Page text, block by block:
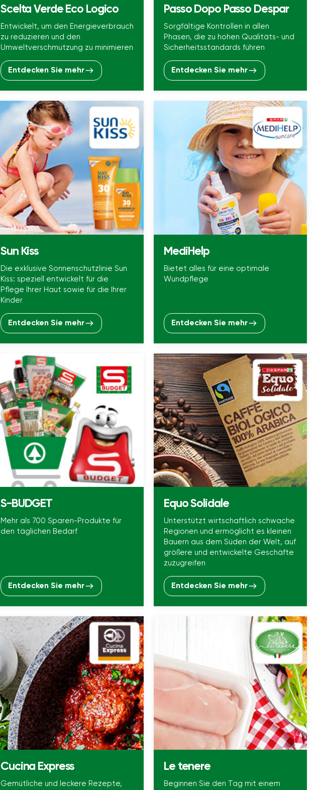
Scelta Verde Eco Logico
Entwickelt, um den Energieverbrauch
zu reduzieren und den
Umweltverschmutzung zu minimieren
Entdecken Sie mehr
Passo Dopo Passo Despar
Sorgfältige Kontrollen in allen
Phasen, die zu hohen Qualitäts- und
Sicherheitsstandards führen
Entdecken Sie mehr
Sun Kiss
Die exklusive Sonnenschutzlinie Sun
Kiss: speziell entwickelt für die
Pflege Ihrer Haut sowie für die Ihrer
Kinder
Entdecken Sie mehr
MediHelp
Bietet alles für eine optimale
Wundpflege
Entdecken Sie mehr
S-BUDGET
Mehr als 700 Sparen-Produkte für
den täglichen Bedarf
Entdecken Sie mehr
Equo Solidale
Unterstützt wirtschaftlich schwache
Regionen und ermöglicht es kleinen
Bauern aus dem Süden der Welt, auf
größere und entwickelte Geschäfte
zuzugreifen
Entdecken Sie mehr
Cucina Express
Gemütliche und leckere Rezepte,
Le tenere
Beginnen Sie den Tag mit einem